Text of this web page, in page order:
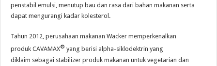
penstabil emulsi, menutup bau dan rasa dari bahan makanan serta
dapat mengurangi kadar kolesterol.
Tahun 2012, perusahaan makanan Wacker memperkenalkan
produk CAVAMAX®yang berisi alpha-siklodektrin yang
diklaim sebagai stabilizer produk makanan untuk vegetarian dan